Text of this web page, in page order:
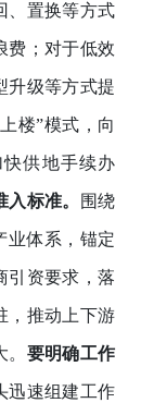
、置换等方式
费；对于低效
升级等方式提
楼”模式，向
供地手续办
入标准。 围绕
业体系，锚定
引资要求，落
，推动上下游
要明确工作
迅速组建工作